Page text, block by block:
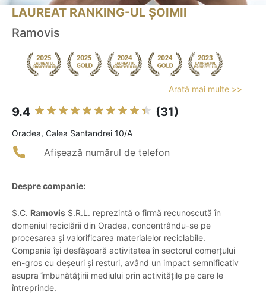
LAUREAT RANKING-UL ȘOIMII
Ramovis
Arată mai multe >>
9.4 (31)
Oradea, Calea Santandrei 10/A
Afișează numărul de telefon
Despre companie:
S.C. Ramovis S.R.L. reprezintă o firmă recunoscută în
domeniul reciclării din Oradea, concentrându-se pe
procesarea și valorificarea materialelor reciclabile.
Compania își desfășoară activitatea în sectorul comerțului
en-gros cu deșeuri și resturi, având un impact semnificativ
asupra îmbunătățirii mediului prin activitățile pe care le
întreprinde.